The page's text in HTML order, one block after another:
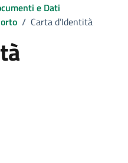
e Dati
/ Carta d’Identità